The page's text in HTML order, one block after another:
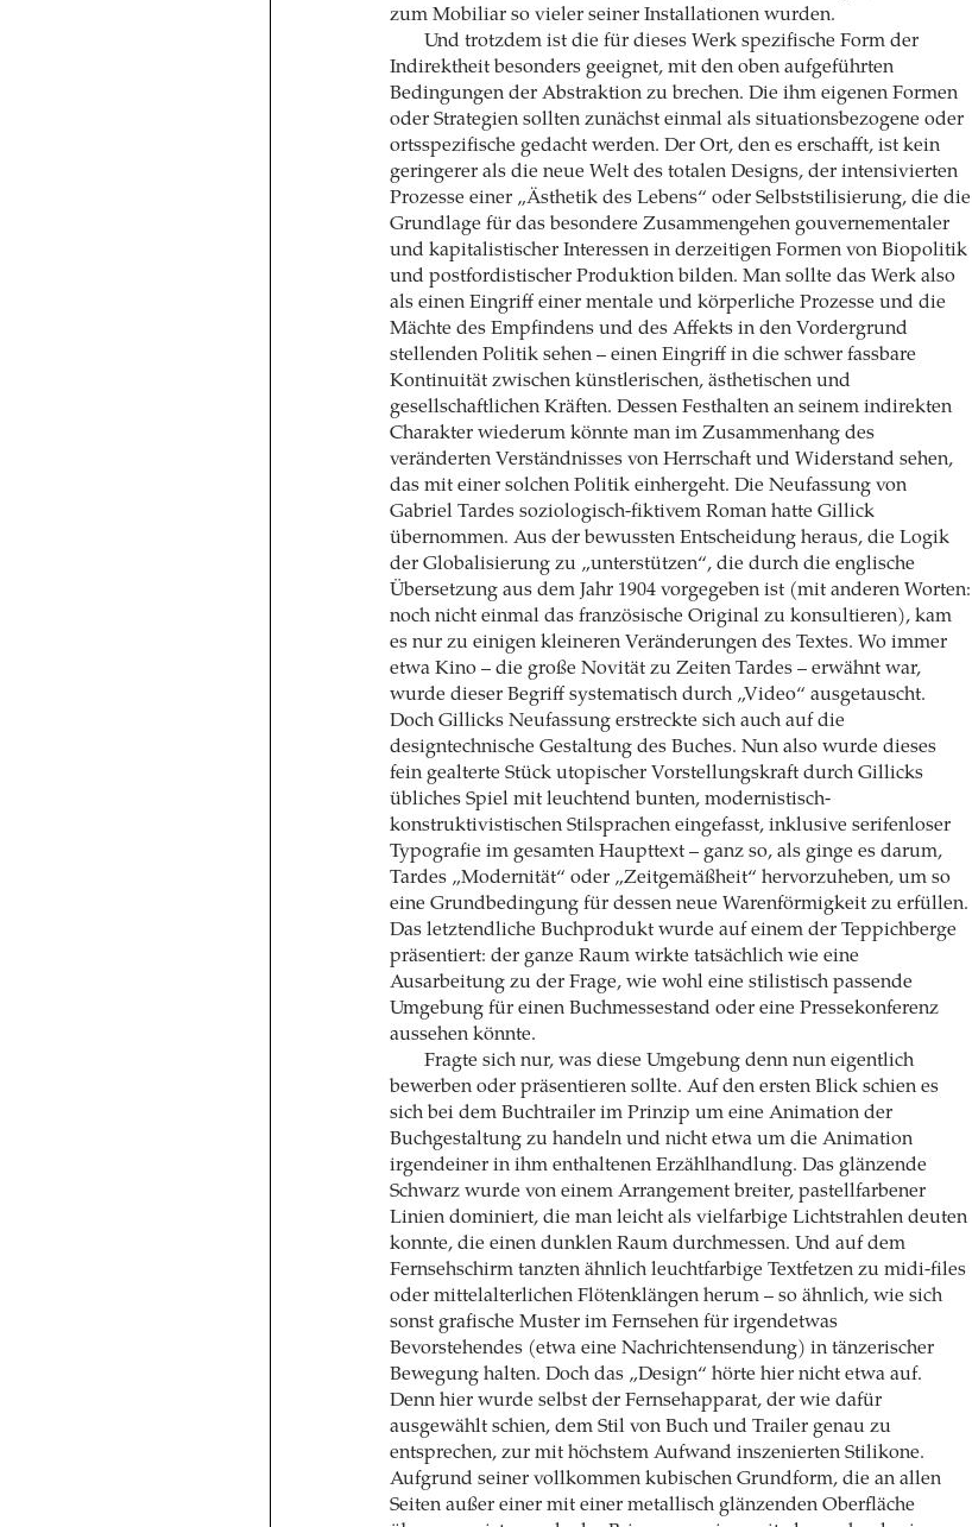
zum Mobiliar so vieler seiner Installationen wurden.
Und trotzdem ist die für dieses Werk spezifische Form der
Indirektheit besonders geeignet, mit den oben aufgeführten
Bedingungen der Abstraktion zu brechen. Die ihm eigenen Formen
oder Strategien sollten zunächst einmal als situationsbezogene oder
ortsspezifische gedacht werden. Der Ort, den es erschafft, ist kein
geringerer als die neue Welt des totalen Designs, der intensivierten
Prozesse einer „Ästhetik des Lebens“ oder Selbststilisierung, die die
Grundlage für das besondere Zusammengehen gouvernementaler
und kapitalistischer Interessen in derzeitigen Formen von Biopolitik
und postfordistischer Produktion bilden. Man sollte das Werk also
als einen Eingriff einer mentale und körperliche Prozesse und die
Mächte des Empfindens und des Affekts in den Vordergrund
stellenden Politik sehen – einen Eingriff in die schwer fassbare
Kontinuität zwischen künstlerischen, ästhetischen und
gesellschaftlichen Kräften. Dessen Festhalten an seinem indirekten
Charakter wiederum könnte man im Zusammenhang des
veränderten Verständnisses von Herrschaft und Widerstand sehen,
das mit einer solchen Politik einhergeht. Die Neufassung von
Gabriel Tardes soziologisch-fiktivem Roman hatte Gillick
übernommen. Aus der bewussten Entscheidung heraus, die Logik
der Globalisierung zu „unterstützen“, die durch die englische
Übersetzung aus dem Jahr 1904 vorgegeben ist (mit anderen Worten:
noch nicht einmal das französische Original zu konsultieren), kam
es nur zu einigen kleineren Veränderungen des Textes. Wo immer
etwa Kino – die große Novität zu Zeiten Tardes – erwähnt war,
wurde dieser Begriff systematisch durch „Video“ ausgetauscht.
Doch Gillicks Neufassung erstreckte sich auch auf die
designtechnische Gestaltung des Buches. Nun also wurde dieses
fein gealterte Stück utopischer Vorstellungskraft durch Gillicks
übliches Spiel mit leuchtend bunten, modernistisch-
konstruktivistischen Stilsprachen eingefasst, inklusive serifenloser
Typografie im gesamten Haupttext – ganz so, als ginge es darum,
Tardes „Modernität“ oder „Zeitgemäßheit“ hervorzuheben, um so
eine Grundbedingung für dessen neue Warenförmigkeit zu erfüllen.
Das letztendliche Buchprodukt wurde auf einem der Teppichberge
präsentiert: der ganze Raum wirkte tatsächlich wie eine
Ausarbeitung zu der Frage, wie wohl eine stilistisch passende
Umgebung für einen Buchmessestand oder eine Pressekonferenz
aussehen könnte.
Fragte sich nur, was diese Umgebung denn nun eigentlich
bewerben oder präsentieren sollte. Auf den ersten Blick schien es
sich bei dem Buchtrailer im Prinzip um eine Animation der
Buchgestaltung zu handeln und nicht etwa um die Animation
irgendeiner in ihm enthaltenen Erzählhandlung. Das glänzende
Schwarz wurde von einem Arrangement breiter, pastellfarbener
Linien dominiert, die man leicht als vielfarbige Lichtstrahlen deuten
konnte, die einen dunklen Raum durchmessen. Und auf dem
Fernsehschirm tanzten ähnlich leuchtfarbige Textfetzen zu midi-files
oder mittelalterlichen Flötenklängen herum – so ähnlich, wie sich
sonst grafische Muster im Fernsehen für irgendetwas
Bevorstehendes (etwa eine Nachrichtensendung) in tänzerischer
Bewegung halten. Doch das „Design“ hörte hier nicht etwa auf.
Denn hier wurde selbst der Fernsehapparat, der wie dafür
ausgewählt schien, dem Stil von Buch und Trailer genau zu
entsprechen, zur mit höchstem Aufwand inszenierten Stilikone.
Aufgrund seiner vollkommen kubischen Grundform, die an allen
Seiten außer einer mit einer metallisch glänzenden Oberfläche